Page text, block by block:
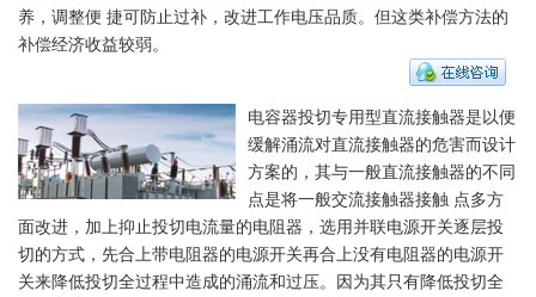
养，调整便 捷可防止过补，改进工作电压品质。但这类补偿方法的
补偿经济收益较弱。
电容器投切专用型直流接触器是以便
缓解涌流对直流接触器的危害而设计
方案的，其与一般直流接触器的不同
点是将一般交流接触器接触 点多方
面改进，加上抑止投切电流量的电阻器，选用并联电源开关逐层投
切的方式，先合上带电阻器的电源开关再合上没有电阻器的电源开
关来降低投切全过程中造成的涌流和过压。因为其只有降低投切全